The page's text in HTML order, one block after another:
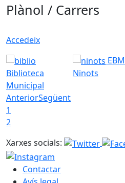
Plànol / Carrers
Accedeix
Biblioteca
Municipal
Ninots
AnteriorSegüent
1
2
Xarxes socials:
Contactar